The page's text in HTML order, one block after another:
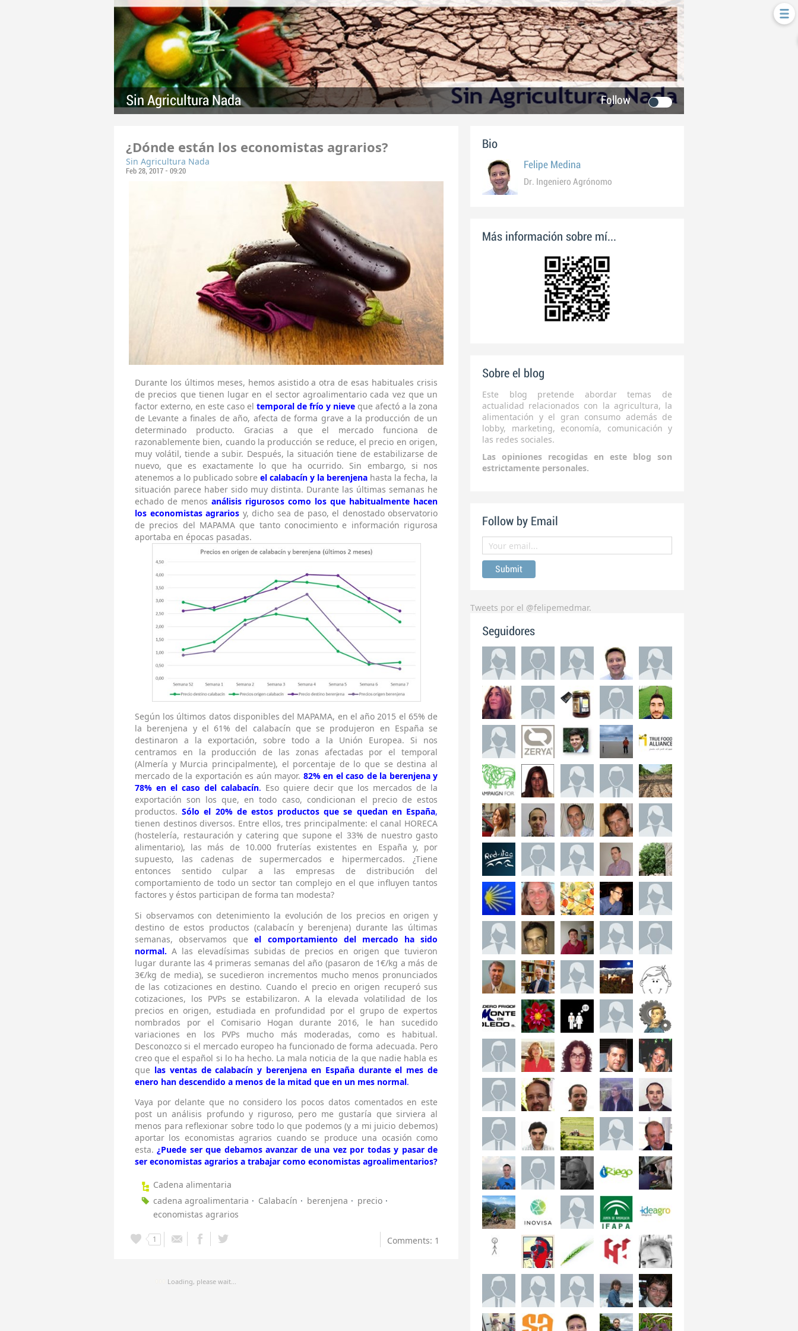
Sin Agricultura Nada Follow
¿Dónde están los economistas agrarios?
Sin Agricultura Nada
Feb 28, 2017 - 09:20
Durante los últimos meses, hemos asistido a otra de esas habituales crisis
de precios que tienen lugar en el sector agroalimentario cada vez que un
factor externo, en este caso el temporal de frío y nieve que afectó a la zona
de Levante a finales de año, afecta de forma grave a la producción de un
determinado producto. Gracias a que el mercado funciona de
razonablemente bien, cuando la producción se reduce, el precio en origen,
muy volátil, tiende a subir. Después, la situación tiene de estabilizarse de
nuevo, que es exactamente lo que ha ocurrido. Sin embargo, si nos
atenemos a lo publicado sobre el calabacín y la berenjena hasta la fecha, la
situación parece haber sido muy distinta. Durante las últimas semanas he
echado de menos análisis rigurosos como los que habitualmente hacen
los economistas agrarios y, dicho sea de paso, el denostado observatorio
de precios del MAPAMA que tanto conocimiento e información rigurosa
aportaba en épocas pasadas.
Según los últimos datos disponibles del MAPAMA, en el año 2015 el 65% de
la berenjena y el 61% del calabacín que se produjeron en España se
destinaron a la exportación, sobre todo a la Unión Europea. Si nos
centramos en la producción de las zonas afectadas por el temporal
(Almería y Murcia principalmente), el porcentaje de lo que se destina al
mercado de la exportación es aún mayor. 82% en el caso de la berenjena y
78% en el caso del calabacín. Eso quiere decir que los mercados de la
exportación son los que, en todo caso, condicionan el precio de estos
productos.Sólo el 20% de estos productos que se quedan en España,
tienen destinos diversos. Entre ellos, tres principalmente: el canal HORECA
(hostelería, restauración y catering que supone el 33% de nuestro gasto
alimentario), las más de 10.000 fruterías existentes en España y, por
supuesto, las cadenas de supermercados e hipermercados. ¿Tiene
entonces sentido culpar a las empresas de distribución del
comportamiento de todo un sector tan complejo en el que influyen tantos
factores y éstos participan de forma tan modesta?
Si observamos con detenimiento la evolución de los precios en origen y
destino de estos productos (calabacín y berenjena) durante las últimas
semanas, observamos queel comportamiento del mercado ha sido
normal. A las elevadísimas subidas de precios en origen que tuvieron
lugar durante las 4 primeras semanas del año (pasaron de 1€/kg a más de
3€/kg de media), se sucedieron incrementos mucho menos pronunciados
de las cotizaciones en destino. Cuando el precio en origen recuperó sus
cotizaciones, los PVPs se estabilizaron. A la elevada volatilidad de los
precios en origen, estudiada en profundidad por el grupo de expertos
nombrados por el ComisarioHogan durante 2016, le han sucedido
variaciones en los PVPs mucho más moderadas, como es habitual.
Desconozco si el mercado europeo ha funcionado de forma adecuada. Pero
creo que el español si lo ha hecho. La mala noticia de la que nadie habla es
que las ventas de calabacín y berenjena en España durante el mes de
enero han descendido a menos de la mitad que en un mes normal.
Vaya por delante que no considero los pocos datos comentados en este
post un análisis profundo y riguroso, pero me gustaría que sirviera al
menos para reflexionar sobre todo lo que podemos (y a mi juicio debemos)
aportar los economistas agrarios cuando se produce una ocasión como
esta.¿Puede ser que debamos avanzar de una vez por todas y pasar de
ser economistas agrarios a trabajar como economistas agroalimentarios?
Cadena alimentaria
cadena agroalimentaria
Calabacín berenjena
precio
economistas agrarios
1 Comments: 1
Loading, please wait...
Bio
Felipe Medina
Dr. Ingeniero Agrónomo
Más información sobre mí...
Sobre el blog
Este blog pretende abordar temas de
actualidad relacionados con la agricultura, la
alimentación y el gran consumo además de
lobby, marketing, economía, comunicación y
las redes sociales.
Las opiniones recogidas en este blog son
estrictamente personales.
Follow by Email
Tweets por el @felipemedmar.
Seguidores